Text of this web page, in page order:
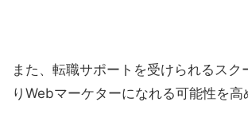
また、転職サポートを受けられるスク
りWebマーケターになれる可能性を高